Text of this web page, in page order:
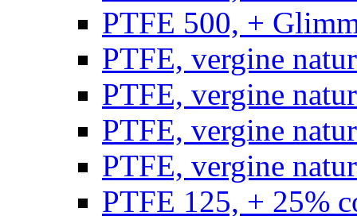
PTFE 500, +
PTFE, vergine
PTFE, vergine
PTFE, vergine
PTFE, vergine
PTFE 125, + 25%